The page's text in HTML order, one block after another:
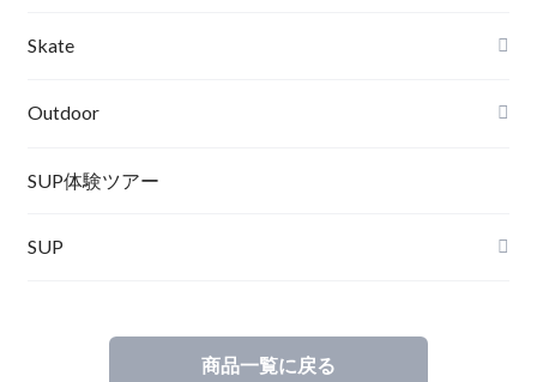
ACER
Turn Me On
KAYA
Wetsuits,Rush Guard
Winter Goods
Bc Gear
Goggle
Helmet
SOX
Winter Shoes
Other
Skate
Outdoor
Norrona
SUP体験ツアー
SUP
商品一覧に戻る